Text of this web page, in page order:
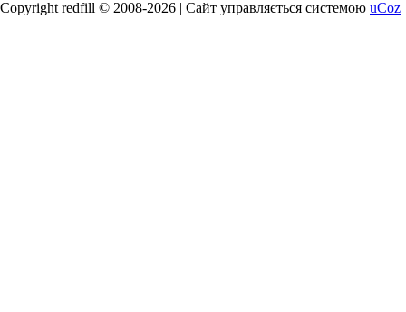
Copyright redfill © 2008-2026 | Сайт управляється системою uCoz